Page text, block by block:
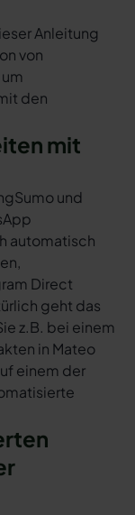
Anleitung
von
den
mit
und
automatisch
Direct
geht das
z.B. bei einem
in Mateo
einem der